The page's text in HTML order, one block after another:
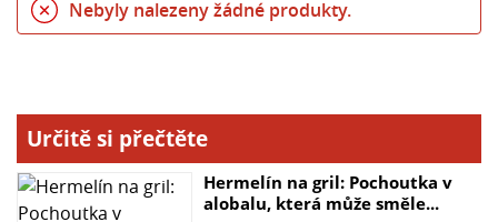
Nebyly nalezeny žádné produkty.
Určitě si přečtěte
Hermelín na gril: Pochoutka v
alobalu, která může směle...